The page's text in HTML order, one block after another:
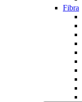
Fibra